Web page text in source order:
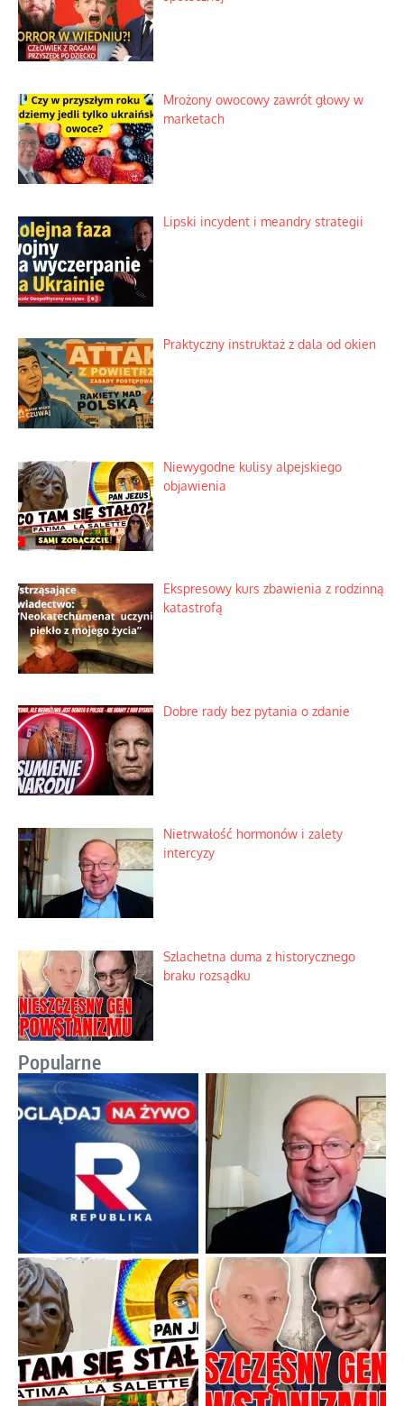
Mrożony owocowy zawrót głowy w
marketach
Lipski incydent i meandry strategii
Praktyczny instruktaż z dala od okien
Niewygodne kulisy alpejskiego
objawienia
Ekspresowy kurs zbawienia z rodzinną
katastrofą
Dobre rady bez pytania o zdanie
Nietrwałość hormonów i zalety
intercyzy
Szlachetna duma z historycznego
braku rozsądku
Popularne